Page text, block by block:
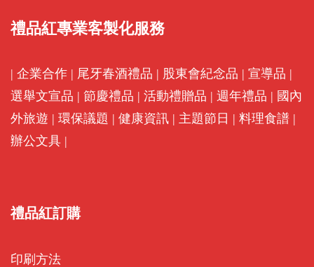
禮品紅專業客製化服務
| 企業合作 | 尾牙春酒禮品 | 股東會紀念品 | 宣導品 |
選舉文宣品 | 節慶禮品 | 活動禮贈品 | 週年禮品 | 國內
外旅遊 | 環保議題 | 健康資訊 | 主題節日 | 料理食譜 |
辦公文具 |
禮品紅訂購
印刷方法